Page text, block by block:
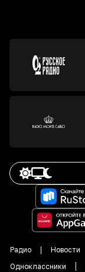
Радио Новости
Одноклассники